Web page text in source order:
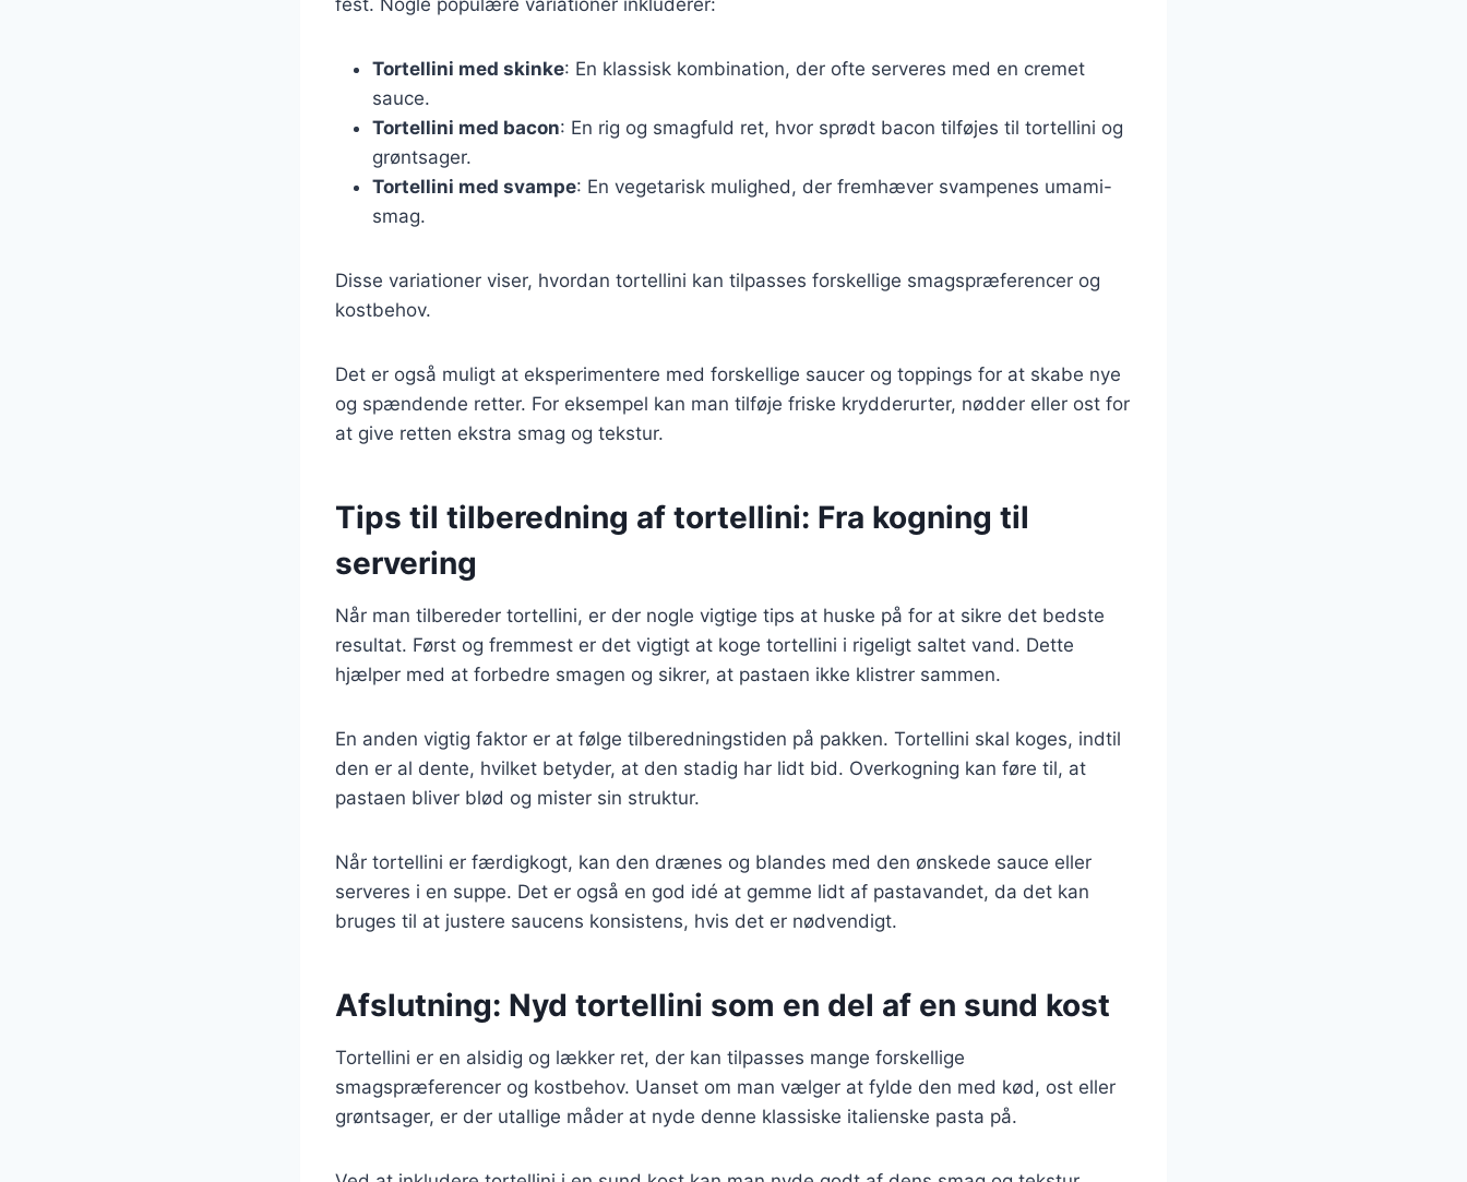
Tortellini med skinke: En klassisk kombination, der ofte serveres med en cremet
sauce.
Tortellini med bacon: En rig og smagfuld ret, hvor sprødt bacon tilføjes til tortellini og
grøntsager.
Tortellini med svampe: En vegetarisk mulighed, der fremhæver svampenes umami-
smag.
Disse variationer viser, hvordan tortellini kan tilpasses forskellige smagspræferencer og
kostbehov.
Det er også muligt at eksperimentere med forskellige saucer og toppings for at skabe nye
og spændende retter. For eksempel kan man tilføje friske krydderurter, nødder eller ost for
at give retten ekstra smag og tekstur.
Tips til tilberedning af tortellini: Fra kogning til
servering
Når man tilbereder tortellini, er der nogle vigtige tips at huske på for at sikre det bedste
resultat. Først og fremmest er det vigtigt at koge tortellini i rigeligt saltet vand. Dette
hjælper med at forbedre smagen og sikrer, at pastaen ikke klistrer sammen.
En anden vigtig faktor er at følge tilberedningstiden på pakken. Tortellini skal koges, indtil
den er al dente, hvilket betyder, at den stadig har lidt bid. Overkogning kan føre til, at
pastaen bliver blød og mister sin struktur.
Når tortellini er færdigkogt, kan den drænes og blandes med den ønskede sauce eller
serveres i en suppe. Det er også en god idé at gemme lidt af pastavandet, da det kan
bruges til at justere saucens konsistens, hvis det er nødvendigt.
Afslutning: Nyd tortellini som en del af en sund kost
Tortellini er en alsidig og lækker ret, der kan tilpasses mange forskellige
smagspræferencer og kostbehov. Uanset om man vælger at fylde den med kød, ost eller
grøntsager, er der utallige måder at nyde denne klassiske italienske pasta på.